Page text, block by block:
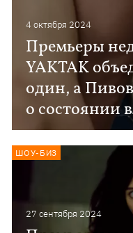
4 октября 2024
Премьеры
YAKTAK
один, а
о состоянии
27 сентября 2024
ШОУ-БИЗ